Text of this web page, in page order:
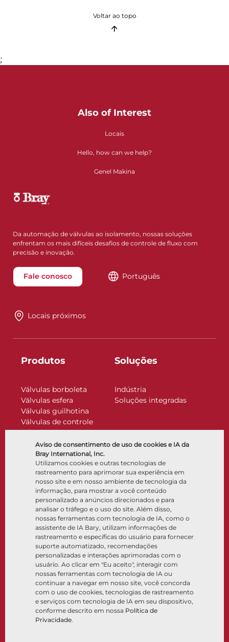
Aviso de consentimento de uso de cookies e IA da
Bray International, Inc.
Utilizamos cookies e outras tecnologias de
rastreamento para aprimorar sua experiência em
nosso site e em nosso ambiente de tecnologia da
informação, para mostrar a você conteúdo
personalizado a anúncios direcionados e para
analisar o tráfego e o uso do site. Além disso,
nossas ferramentas com tecnologia de IA, como o
assistente de IA Bary, utilizam informações de
rastreamento e específicas do usuário para fornecer
suporte automatizado, recomendações
personalizadas e interações aprimoradas com o
usuário. Ao clicar em "Eu aceito", interagir com
nossas ferramentas com tecnologia de IA ou
continuar a navegar em nosso site, você concorda
com o uso de cookies, tecnologias de rastreamento
e serviços com tecnologia de IA em seu dispositivo,
conforme descrito em nossa Política de
Privacidade.
Voltar ao topo
;
Also of Interest
Locais
Hello, how can we help?
Genel Makina
Da automação de válvulas ao isolamento, nossas soluções
enfrentam os mais difíceis desafios de controle de fluxo com
precisão e inovação.
Fale conosco Português
Locais próximos
Produtos
Válvulas borboleta
Válvulas esfera
Válvulas guilhotina
Válvulas de controle
Válvulas de retenção
Atuadores
Acessórios de controle
Criogênico
Soluções
Indústria
Soluções integradas
Empresa
Sobre
Locais
Parceria
Sustentabilidade
Portal do cliente
Recursos
Documentos
Centro de conhecimento
Software
Seleção de materiais
Siga-nos LinkedIn YouTube
© 2026 Bray International. Todos os direitos reservados